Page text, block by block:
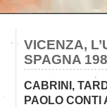
VICENZA,
SPAGNA
CABRINI,
PAOLO CONTI